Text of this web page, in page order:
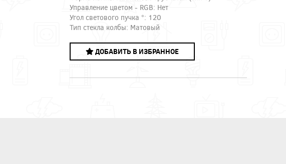
Управление цветом - RGB: Нет
Угол светового пучка °: 120
Тип стекла колбы: Матовый
ДОБАВИТЬ В ИЗБРАННОЕ